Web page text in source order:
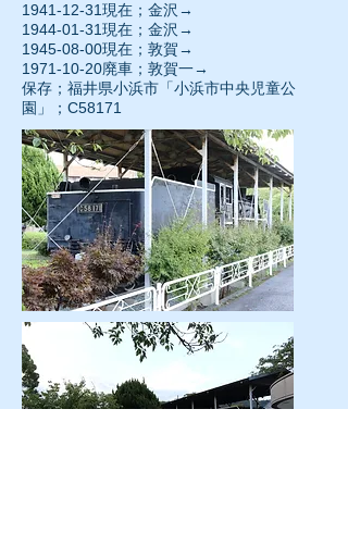
1941-12-31現在；金沢→
1944-01-31現在；金沢→
1945-08-00現在；敦賀→
1971-10-20廃車；敦賀一→
保存；福井県小浜市「小浜市中央児童公
園」；C58171